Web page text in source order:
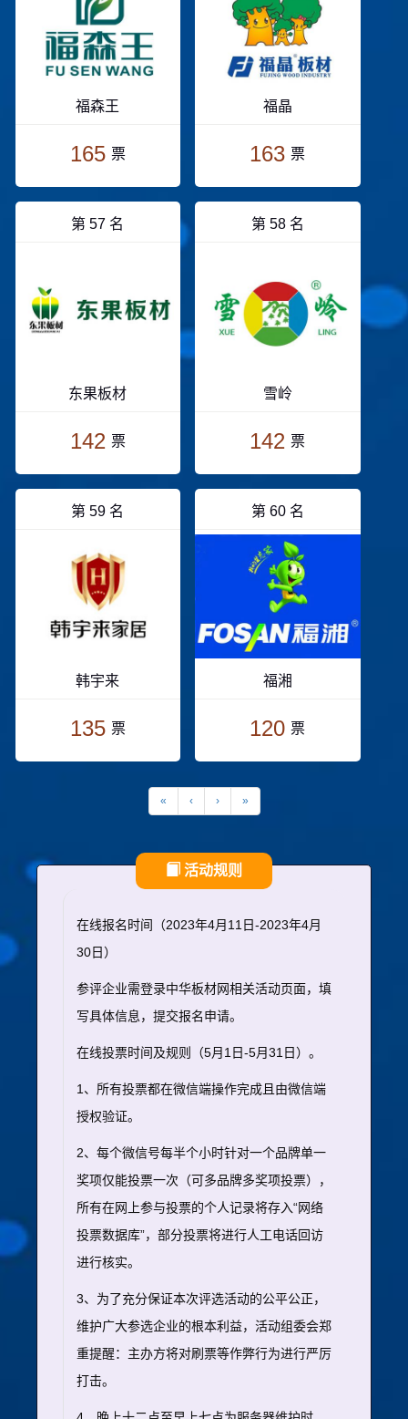
福森王
165 票
福晶
163 票
第 57 名
东果板材
142 票
第 58 名
雪岭
142 票
第 59 名
韩宇来
135 票
第 60 名
福湘
120 票
« ‹ › »
活动规则
在线报名时间（2023年4月11日-2023年4月
30日）
参评企业需登录中华板材网相关活动页面，填
写具体信息，提交报名申请。
在线投票时间及规则（5月1日-5月31日）。
1、所有投票都在微信端操作完成且由微信端
授权验证。
2、每个微信号每半个小时针对一个品牌单一
奖项仅能投票一次（可多品牌多奖项投票），
所有在网上参与投票的个人记录将存入“网络
投票数据库”，部分投票将进行人工电话回访
进行核实。
3、为了充分保证本次评选活动的公平公正，
维护广大参选企业的根本利益，活动组委会郑
重提醒：主办方将对刷票等作弊行为进行严厉
打击。